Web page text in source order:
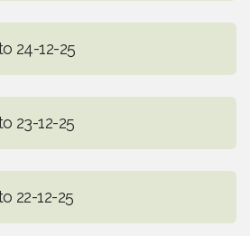
24-12-25
23-12-25
22-12-25